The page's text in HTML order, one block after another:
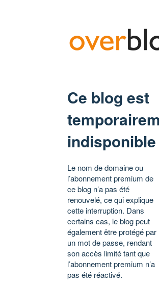
Ce blog est
indisponible
Le nom de domaine ou
l’abonnement premium de
ce blog n’a pas été
renouvelé, ce qui explique
cette interruption. Dans
certains cas, le blog peut
également être protégé par
un mot de passe, rendant
son accès limité tant que
l’abonnement premium n’a
pas été réactivé.